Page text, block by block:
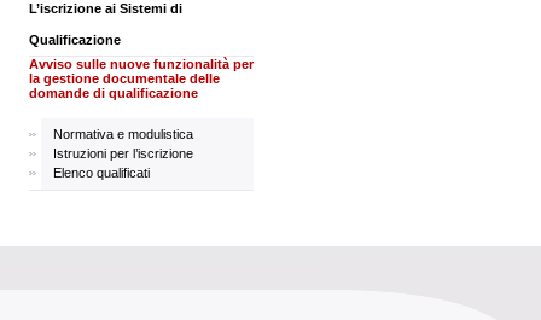
L’iscrizione ai Sistemi di
Qualificazione
Avviso sulle nuove funzionalità per
la gestione documentale delle
domande di qualificazione
Normativa e modulistica
Istruzioni per l’iscrizione
Elenco qualificati